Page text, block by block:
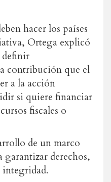
hacer los países
Ortega explicó
definir
contribución que el
a la acción
si quiere financiar
fiscales o
de un marco
derechos,
integridad.